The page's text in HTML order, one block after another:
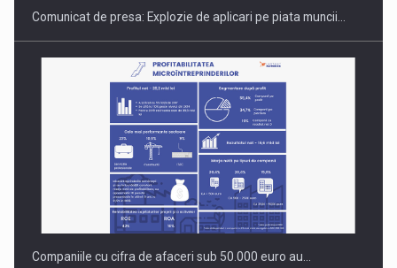
Comunicat de presa: Explozie de aplicari pe piata muncii…
Companiile cu cifra de afaceri sub 50.000 euro au…